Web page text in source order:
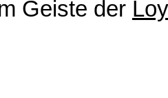
Geiste der